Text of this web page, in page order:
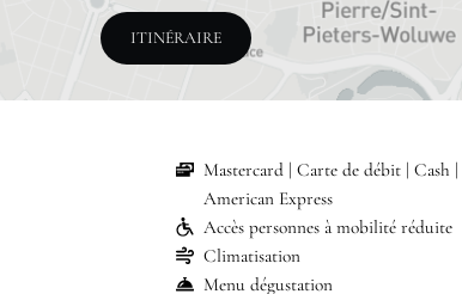
ITINÉRAIRE
Mastercard Carte de débit Cash
American Express
Accès personnes à mobilité réduite
Climatisation
Menu dégustation